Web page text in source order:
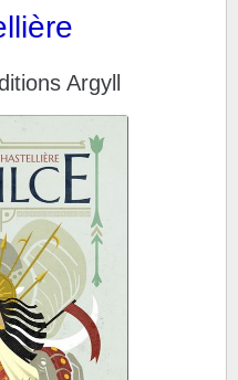
Argyll